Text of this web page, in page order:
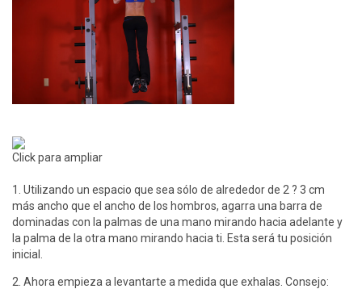
Click para ampliar
1. Utilizando un espacio que sea sólo de alrededor de 2 ? 3 cm
más ancho que el ancho de los hombros, agarra una barra de
dominadas con la palmas de una mano mirando hacia adelante y
la palma de la otra mano mirando hacia ti. Esta será tu posición
inicial.
2. Ahora empieza a levantarte a medida que exhalas. Consejo: